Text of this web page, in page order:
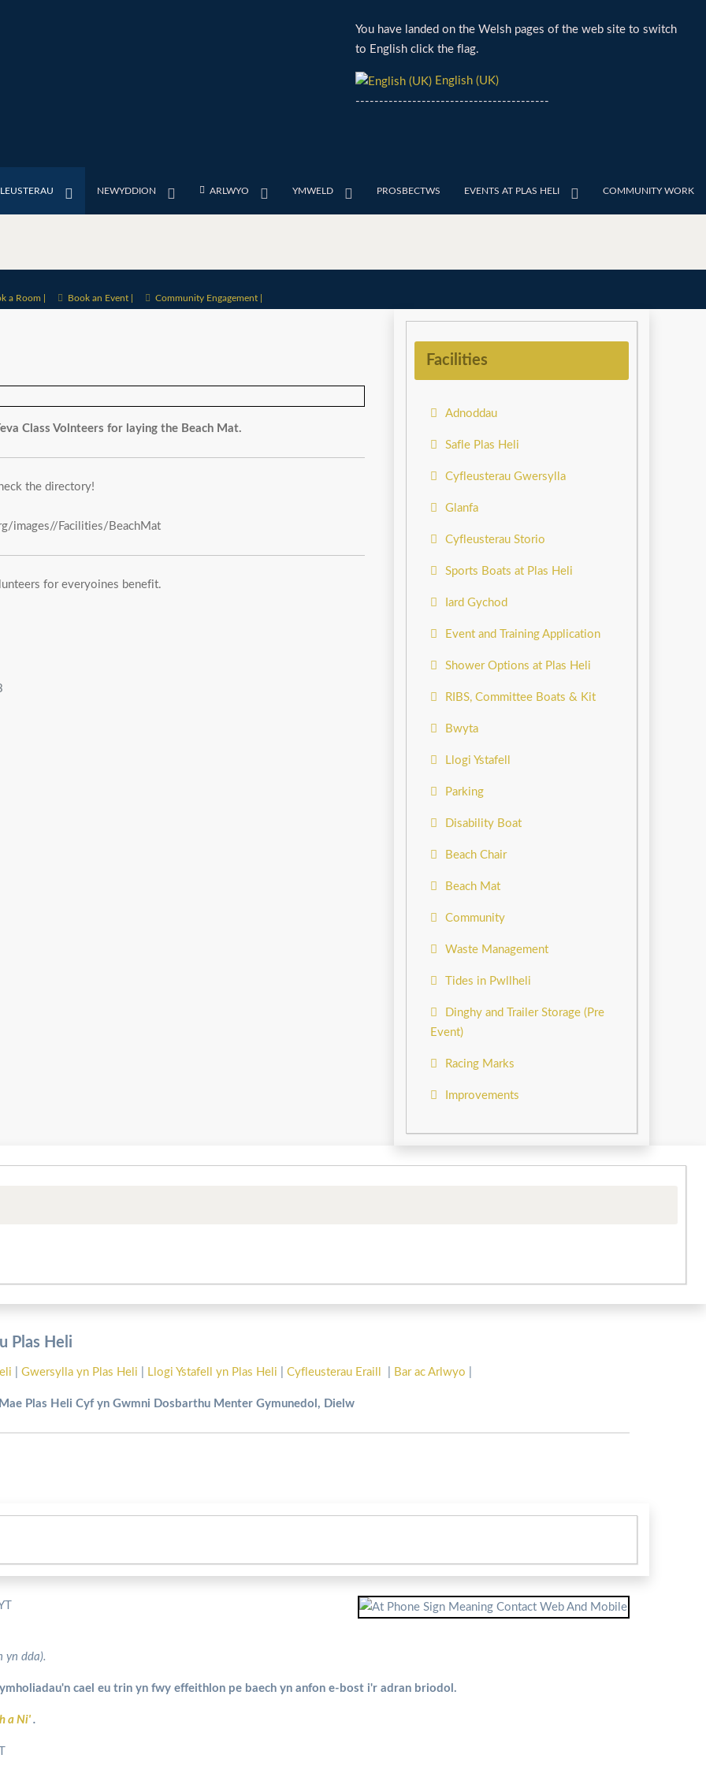
You have landed on the Welsh pages of the web site to switch
to English click the flag.
English (UK)
-----------------------------------------
NEWYDDION ARLWYO YMWELD PROSBECTWS EVENTS AT PLAS HELI COMMUNITY WORK
a Room | Book an Event | Community Engagement |
Class Volnteers for laying the Beach Mat.
the directory!
images//Facilities/BeachMat
for everyoines benefit.
Facilities
Adnoddau
Safle Plas Heli
Cyfleusterau Gwersylla
Glanfa
Cyfleusterau Storio
Sports Boats at Plas Heli
Iard Gychod
Event and Training Application
Shower Options at Plas Heli
RIBS, Committee Boats & Kit
Bwyta
Llogi Ystafell
Parking
Disability Boat
Beach Chair
Beach Mat
Community
Waste Management
Tides in Pwllheli
Dinghy and Trailer Storage (Pre
Event)
Racing Marks
Improvements
Plas Heli
Gwersylla yn Plas Heli Llogi Ystafell yn Plas Heli Cyfleusterau Eraill Bar ac Arlwyo
Mae Plas Heli Cyf yn Gwmni Dosbarthu Menter Gymunedol, Dielw
yn dda).
cael eu trin yn fwy effeithlon pe baech yn anfon e-bost i'r adran briodol.
a Ni' .